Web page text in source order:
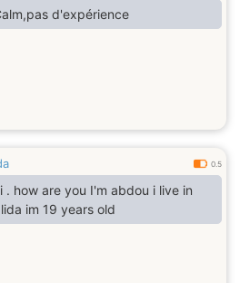
d'expérience
0.5
. how are you I'm abdou i live in
im 19 years old